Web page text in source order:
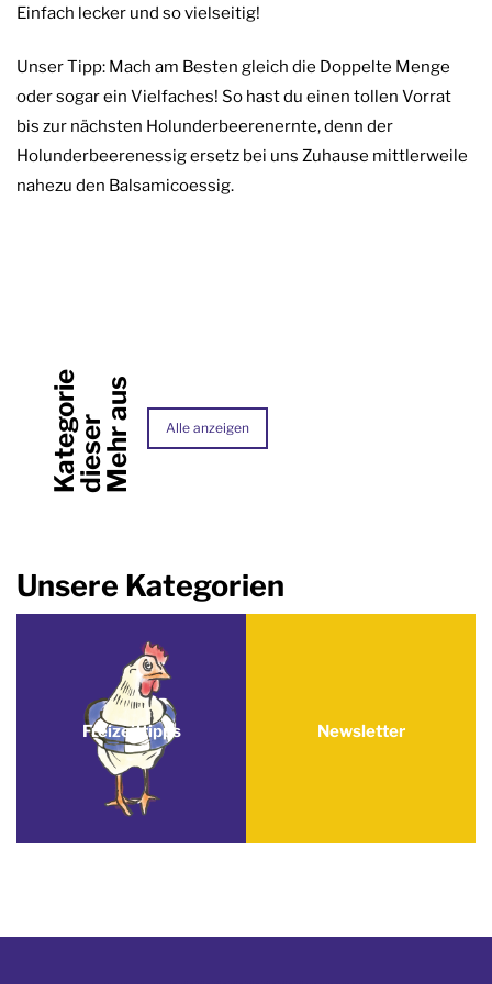
Einfach lecker und so vielseitig!
Unser Tipp: Mach am Besten gleich die Doppelte Menge
oder sogar ein Vielfaches! So hast du einen tollen Vorrat
bis zur nächsten Holunderbeerenernte, denn der
Holunderbeerenessig ersetz bei uns Zuhause mittlerweile
nahezu den Balsamicoessig.
M
e
h
r
a
u
s
d
i
e
s
e
rK
a
t
e
g
o
r
i
e Alle anzeigen
Unsere Kategorien
Freizeittipps Newsletter